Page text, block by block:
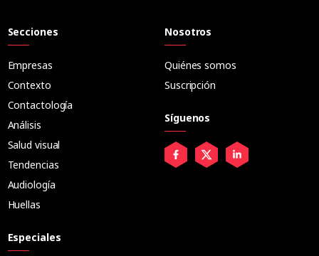
Secciones
Empresas
Contexto
Contactología
Análisis
Salud visual
Tendencias
Audiología
Huellas
Especiales
Nosotros
Quiénes somos
Suscripción
Síguenos